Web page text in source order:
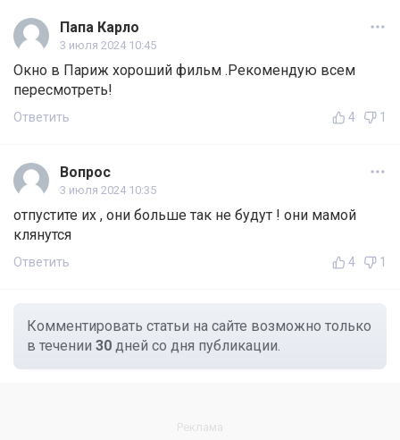
Папа Карло
3 июля 2024 10:45
Окно в Париж хороший фильм .Рекомендую всем
пересмотреть!
Ответить 4 1
Вопрос
3 июля 2024 10:35
отпустите их , они больше так не будут ! они мамой
клянутся
Ответить 4 1
Комментировать статьи на сайте возможно только
в течении 30 дней со дня публикации.